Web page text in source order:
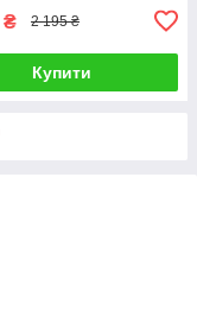
₴ 2 195 ₴
Купити